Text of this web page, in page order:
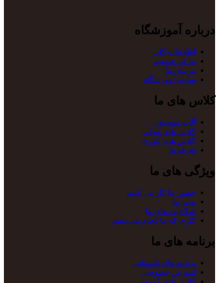
درباره آموزشگاه
اطلاعات کلی
ما کی هستیم
مربیان ما
سابقه آموزشگاه
کلاس های ما
آلات موسیقی
کلاس های محلی
کلاس های تئوری
تعرفه ها
ویژگی های ما
چطور ما کار می کنیم
مجوزها
صلاحیت های ما
کاری که ما انجام می دهیم
برنامه های ما
برنامه های تابستانی
آموزش خصوصی
کلاس های گروهی